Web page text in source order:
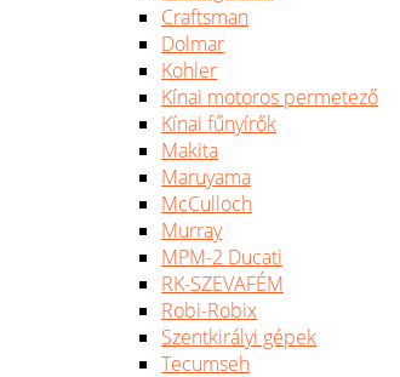
Craftsman
Dolmar
Kohler
Kínai motoros permetező
Kínai fűnyírők
Makita
Maruyama
McCulloch
Murray
MPM-2 Ducati
RK-SZEVAFÉM
Robi-Robix
Szentkirályi gépek
Tecumseh